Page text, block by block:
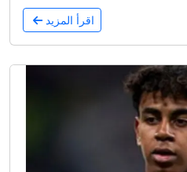
اقرأ المزيد